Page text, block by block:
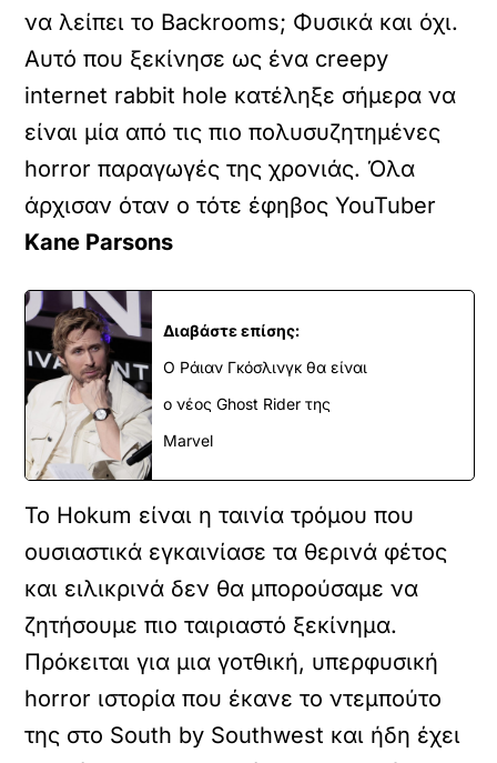
να λείπει το Backrooms; Φυσικά και όχι.
Αυτό που ξεκίνησε ως ένα creepy
internet rabbit hole κατέληξε σήμερα να
είναι μία από τις πιο πολυσυζητημένες
horror παραγωγές της χρονιάς. Όλα
άρχισαν όταν ο τότε έφηβος YouTuber
Kane Parsons
Διαβάστε επίσης:
Ο Ράιαν Γκόσλινγκ θα είναι
ο νέος Ghost Rider της
Marvel
Το Hokum είναι η ταινία τρόμου που
ουσιαστικά εγκαινίασε τα θερινά φέτος
και ειλικρινά δεν θα μπορούσαμε να
ζητήσουμε πιο ταιριαστό ξεκίνημα.
Πρόκειται για μια γοτθική, υπερφυσική
horror ιστορία που έκανε το ντεμπούτο
της στο South by Southwest και ήδη έχει